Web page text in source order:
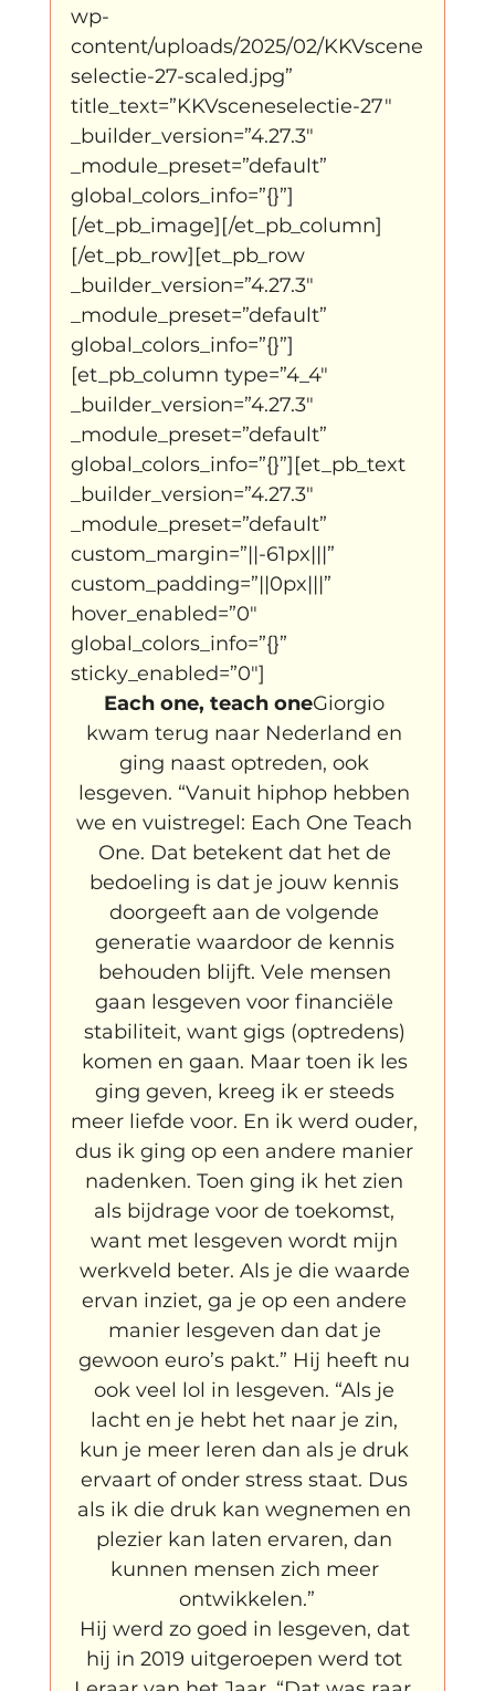
wp-
content/uploads/2025/02/KKVscene
selectie-27-scaled.jpg”
title_text=”KKVsceneselectie-27″
_builder_version=”4.27.3″
_module_preset=”default”
global_colors_info=”{}”]
[/et_pb_image][/et_pb_column]
[/et_pb_row][et_pb_row
_builder_version=”4.27.3″
_module_preset=”default”
global_colors_info=”{}”]
[et_pb_column type=”4_4″
_builder_version=”4.27.3″
_module_preset=”default”
global_colors_info=”{}”][et_pb_text
_builder_version=”4.27.3″
_module_preset=”default”
custom_margin=”||-61px|||”
custom_padding=”||0px|||”
hover_enabled=”0″
global_colors_info=”{}”
sticky_enabled=”0″]
Each one, teach oneGiorgio
kwam terug naar Nederland en
ging naast optreden, ook
lesgeven. “Vanuit hiphop hebben
we en vuistregel: Each One Teach
One. Dat betekent dat het de
bedoeling is dat je jouw kennis
doorgeeft aan de volgende
generatie waardoor de kennis
behouden blijft. Vele mensen
gaan lesgeven voor financiële
stabiliteit, want gigs (optredens)
komen en gaan. Maar toen ik les
ging geven, kreeg ik er steeds
meer liefde voor. En ik werd ouder,
dus ik ging op een andere manier
nadenken. Toen ging ik het zien
als bijdrage voor de toekomst,
want met lesgeven wordt mijn
werkveld beter. Als je die waarde
ervan inziet, ga je op een andere
manier lesgeven dan dat je
gewoon euro’s pakt.” Hij heeft nu
ook veel lol in lesgeven. “Als je
lacht en je hebt het naar je zin,
kun je meer leren dan als je druk
ervaart of onder stress staat. Dus
als ik die druk kan wegnemen en
plezier kan laten ervaren, dan
kunnen mensen zich meer
ontwikkelen.”
Hij werd zo goed in lesgeven, dat
hij in 2019 uitgeroepen werd tot